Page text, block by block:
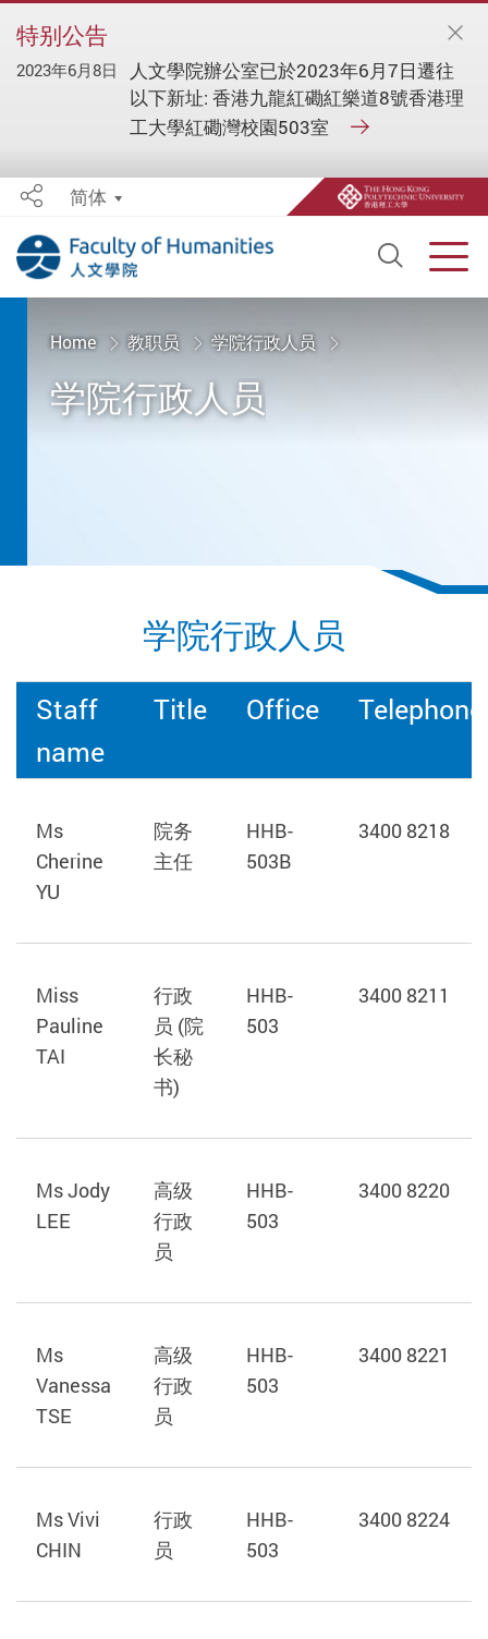
特别公告
2023年6月8日
人文學院辦公室已於2023年6月7日遷往
以下新址: 香港九龍紅磡紅樂道8號香港理
工大學紅磡灣校園503室
Open
Share简体
Home 教职员 学院行政人员
学院行政人员
学院行政人员
Staff
name
Title Office Telephone
Ms
Cherine
YU
院务
主任
HHB-
503B
3400 8218
Miss
Pauline
TAI
行政
员 (院
长秘
书)
HHB-
503
3400 8211
Ms Jody
LEE
高级
行政
员
HHB-
503
3400 8220
Ms
Vanessa
TSE
高级
行政
员
HHB-
503
3400 8221
Ms Vivi
CHIN
行政
员
HHB-
503
3400 8224